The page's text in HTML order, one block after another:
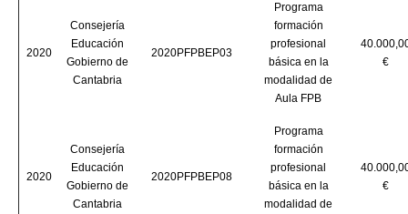
2020
Consejería
Educación
Gobierno de
Cantabria
2020PFPBEP03
Programa
formación
profesional
básica en la
modalidad de
Aula FPB
€
2020
Consejería
Educación
Gobierno de
Cantabria
2020PFPBEP08
Programa
formación
profesional
básica en la
modalidad de
€